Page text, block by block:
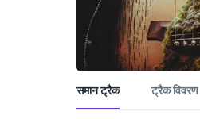
समान ट्रैक ट्रैक विवरण